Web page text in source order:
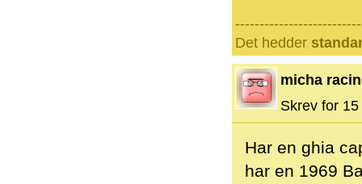
Det hedder
micha
Skrev for
Har en ghia
har en 1969